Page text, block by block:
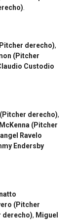
derecho),
(Pitcher
Custodio
derecho),
(Pitcher
Ravelo
Endersby
(Pitcher
derecho), Miguel